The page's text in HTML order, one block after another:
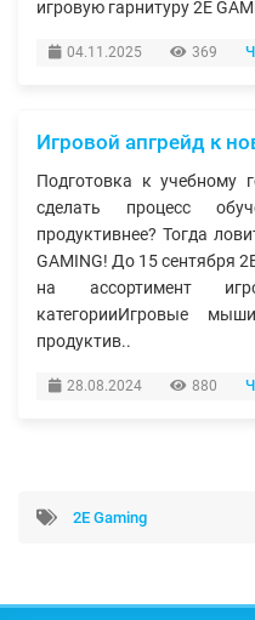
игровую гарнитуру 2E
04.11.2025 369
Игровой апгрейд к
Подготовка к учебному
сделать процесс
продуктивнее? Тогда
GAMING! До 15 сентября
на ассортимент
категорииИгровые
продуктив..
28.08.2024 880
2E Gaming